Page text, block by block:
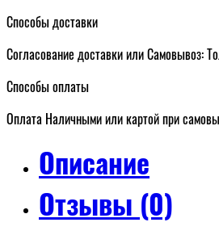
Способы доставки
Согласование доставки или Самовывоз:
Способы оплаты
Оплата Наличными или картой при
Описание
Отзывы (0)